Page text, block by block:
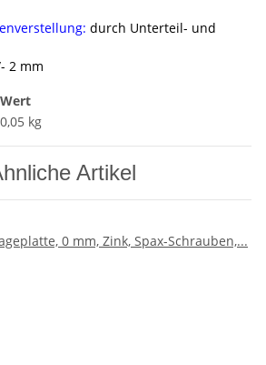
durch Unterteil- und
2 mm
Wert
0,05 kg
Artikel